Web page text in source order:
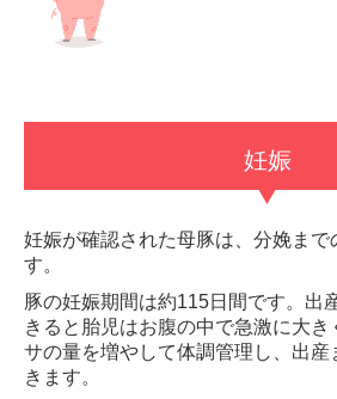
妊娠
妊娠が確認された母豚は、分娩まで
す。
豚の妊娠期間は約115日間です。出
きると胎児はお腹の中で急激に大き
サの量を増やして体調管理し、出産
きます。